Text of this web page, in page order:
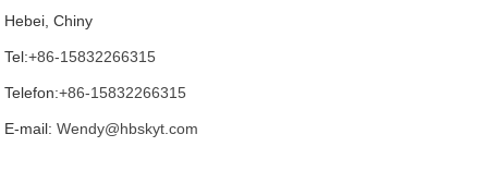
Hebei, Chiny
Tel:+86-15832266315
Telefon:+86-15832266315
E-mail:Wendy@hbskyt.com